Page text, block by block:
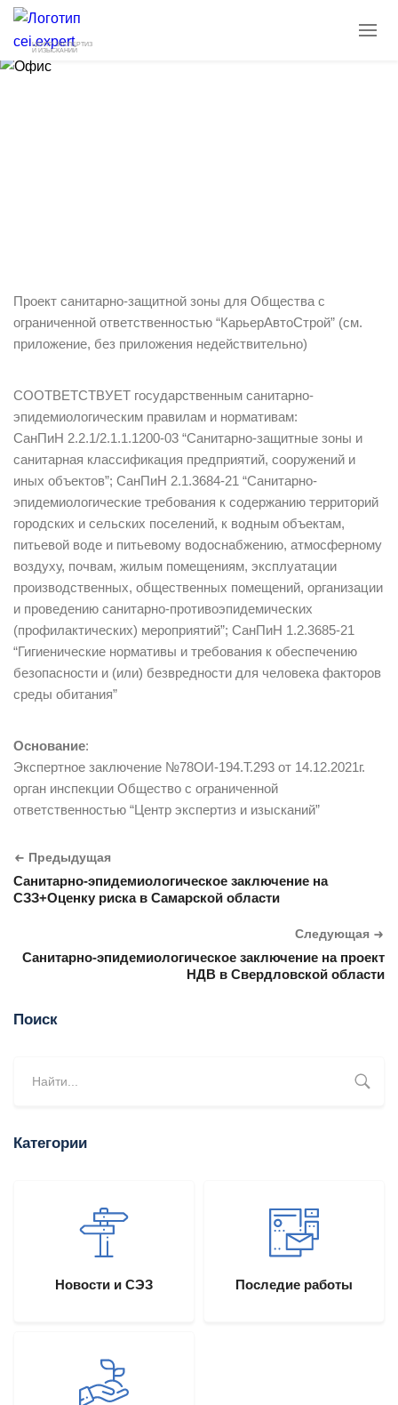
ЦЕНТР ЭКСПЕРТИЗ
И ИЗЫСКАНИЙ
Проект санитарно-защитной зоны для Общества с
ограниченной ответственностью “КарьерАвтоСтрой” (см.
приложение, без приложения недействительно)
СООТВЕТСТВУЕТ государственным санитарно-
эпидемиологическим правилам и нормативам:
СанПиН 2.2.1/2.1.1.1200-03 “Санитарно-защитные зоны и
санитарная классификация предприятий, сооружений и
иных объектов”; СанПиН 2.1.3684-21 “Санитарно-
эпидемиологические требования к содержанию территорий
городских и сельских поселений, к водным объектам,
питьевой воде и питьевому водоснабжению, атмосферному
воздуху, почвам, жилым помещениям, эксплуатации
производственных, общественных помещений, организации
и проведению санитарно-противоэпидемических
(профилактических) мероприятий”; СанПиН 1.2.3685-21
“Гигиенические нормативы и требования к обеспечению
безопасности и (или) безвредности для человека факторов
среды обитания”
Основание:
Экспертное заключение №78ОИ-194.Т.293 от 14.12.2021г.
орган инспекции Общество с ограниченной
ответственностью “Центр экспертиз и изысканий”
Предыдущая
Санитарно-эпидемиологическое заключение на
СЗЗ+Оценку риска в Самарской области
Следующая
Санитарно-эпидемиологическое заключение на проект
НДВ в Свердловской области
Поиск
Категории
Новости и СЭЗ Последие работы